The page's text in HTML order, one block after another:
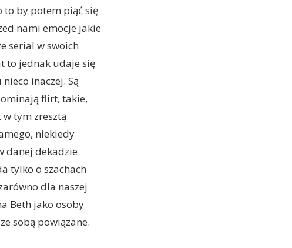
to by potem piąć się
nami emocje jakie
serial w swoich
to jednak udaje się
inaczej. Są
flirt, takie,
tym zresztą
niekiedy
danej dekadzie
tylko o szachach
dla naszej
Beth jako osoby
sobą powiązane.